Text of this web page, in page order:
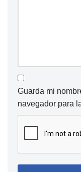
Guarda mi
navegador para